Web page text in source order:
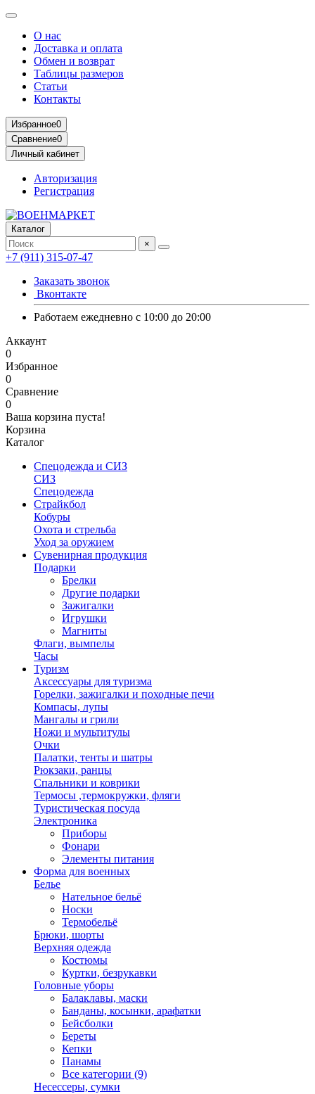
О нас
Доставка и оплата
Обмен и возврат
Таблицы размеров
Статьи
Контакты
Избранное0
Сравнение0
Личный кабинет
Авторизация
Регистрация
Каталог
×
+7 (911) 315-07-47
Заказать звонок
Вконтакте
Работаем ежедневно с 10:00 до 20:00
Аккаунт
0
Избранное
0
Сравнение
0
Ваша корзина пуста!
Корзина
Каталог
Спецодежда и СИЗ
СИЗ
Спецодежда
Страйкбол
Кобуры
Охота и стрельба
Уход за оружием
Сувенирная продукция
Подарки
Брелки
Другие подарки
Зажигалки
Игрушки
Магниты
Флаги, вымпелы
Часы
Туризм
Аксессуары для туризма
Горелки, зажигалки и походные печи
Компасы, лупы
Мангалы и грили
Ножи и мультитулы
Очки
Палатки, тенты и шатры
Рюкзаки, ранцы
Спальники и коврики
Термосы ,термокружки, фляги
Туристическая посуда
Электроника
Приборы
Фонари
Элементы питания
Форма для военных
Белье
Нательное бельё
Носки
Термобельё
Брюки, шорты
Верхняя одежда
Костюмы
Куртки, безрукавки
Головные уборы
Балаклавы, маски
Банданы, косынки, арафатки
Бейсболки
Береты
Кепки
Панамы
Все категории (9)
Несессеры, сумки